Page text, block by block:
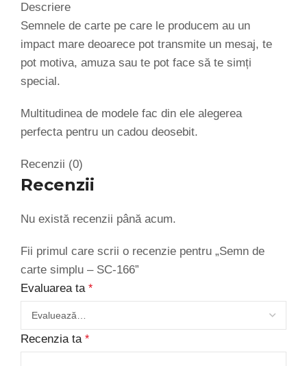
Descriere
Semnele de carte pe care le producem au un
impact mare deoarece pot transmite un mesaj, te
pot motiva, amuza sau te pot face să te simți
special.
Multitudinea de modele fac din ele alegerea
perfecta pentru un cadou deosebit.
Recenzii (0)
Recenzii
Nu există recenzii până acum.
Fii primul care scrii o recenzie pentru „Semn de
carte simplu – SC-166”
Evaluarea ta *
Recenzia ta *